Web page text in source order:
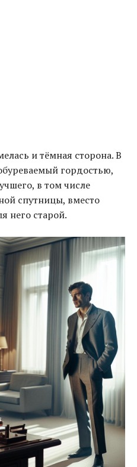
и тёмная сторона. В
гордостью,
в том числе
спутницы, вместо
него старой.